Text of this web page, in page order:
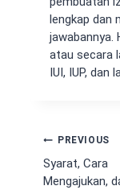
lengkap dan
jawabannya.
atau secara
IUI, IUP, dan
Navigasi
pos
PREVIOUS
Syarat, Cara
Mengajukan,